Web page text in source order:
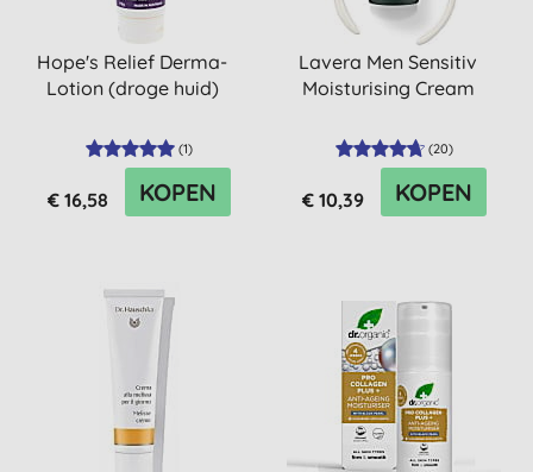
Hope's Relief Derma-
Lotion (droge huid)
(1)
€ 16,58 KOPEN
Lavera Men Sensitiv
Moisturising Cream
(20)
€ 10,39 KOPEN